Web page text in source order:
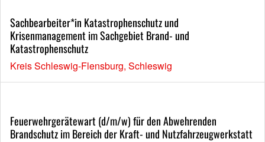
Sachbearbeiter*in Katastrophenschutz und
Krisenmanagement im Sachgebiet Brand- und
Katastrophenschutz
Kreis Schleswig-Flensburg, Schleswig
Feuerwehrgerätewart (d/m/w) für den Abwehrenden
Brandschutz im Bereich der Kraft- und Nutzfahrzeugwerkstatt